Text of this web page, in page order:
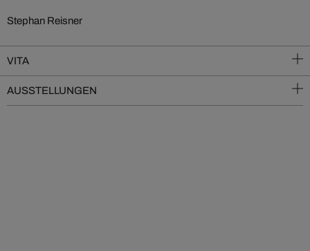
Stephan Reisner
VITA
AUSSTELLUNGEN